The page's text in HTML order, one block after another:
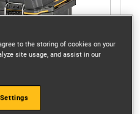
to the storing of cookies on your
site usage, and assist in our